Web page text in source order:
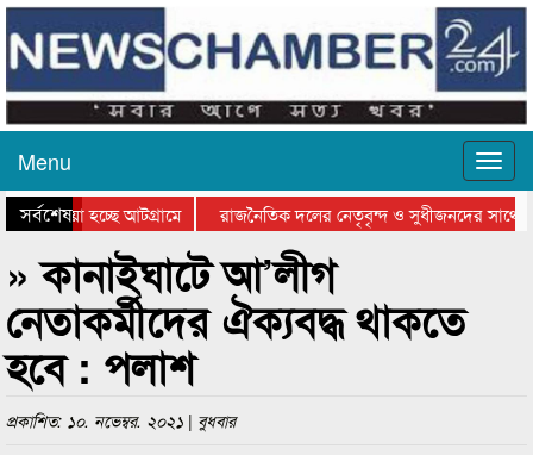
Menu
সর্বশেষ
যাওয়া হচ্ছে আটগ্রামে
রাজনৈতিক দলের নেতৃবৃন্দ ও সুধীজনদের সাথে
পুরস্কার বিতরণ সম্পন্ন
সিলেটে বাংলাদেশ গ্রুপ থিয়েটার
» কানাইঘাটে আ’লীগ
নেতাকর্মীদের ঐক্যবদ্ধ থাকতে
হবে : পলাশ
প্রকাশিত: ১০. নভেম্বর. ২০২১ | বুধবার